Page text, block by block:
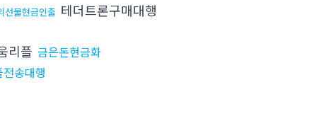
선물현금인출 테더트론구매대행
리플 금은돈현금화
송대행